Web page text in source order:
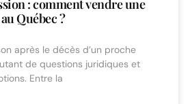
: comment vendre une
Québec ?
après le décès d’un proche
de questions juridiques et
Entre la